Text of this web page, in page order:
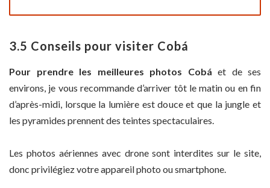
3.5 Conseils pour visiter Cobá
Pour prendre les meilleures photos Cobá et de ses
environs, je vous recommande d’arriver tôt le matin ou en fin
d’après-midi, lorsque la lumière est douce et que la jungle et
les pyramides prennent des teintes spectaculaires.
Les photos aériennes avec drone sont interdites sur le site,
donc privilégiez votre appareil photo ou smartphone.